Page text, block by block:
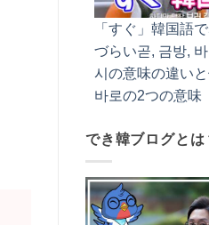
「すぐ」韓国語
づらい곧, 금방,
시の意味の違いと
바로の2つの意味
でき韓ブログとは